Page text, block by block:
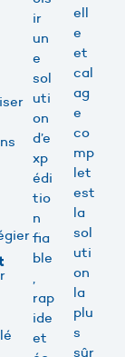
ir
un
e
sol
uti
on
d’e
xp
édi
tio
n
fia
ble
,
rap
ide
et
ell
e
et
cal
ag
e
co
mp
let
est
la
sol
uti
on
la
plu
s
sûr